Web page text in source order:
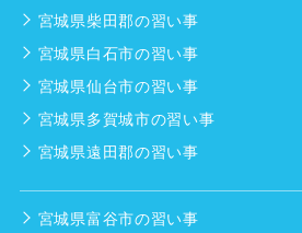
宮城県柴田郡の習い事
宮城県白石市の習い事
宮城県仙台市の習い事
宮城県多賀城市の習い事
宮城県遠田郡の習い事
宮城県富谷市の習い事